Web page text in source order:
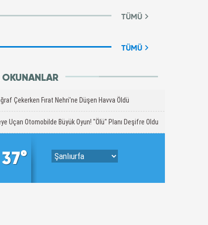
TÜMÜ
TÜMÜ
Çekerken Fırat Nehri'ne Düşen Havva Öldü
Uçan Otomobilde Büyük Oyun! "Ölü" Planı Deşifre Oldu